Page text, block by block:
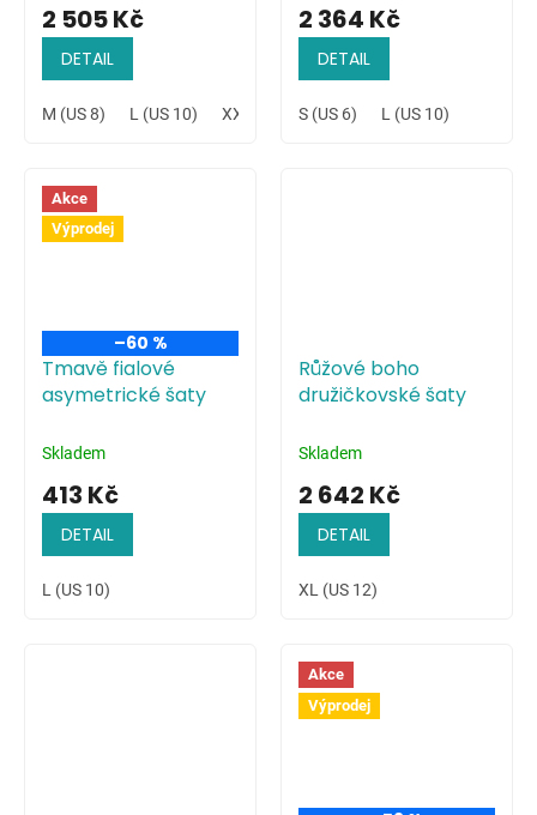
2 505 Kč
DETAIL
M (US 8) L (US 10) XXL (US 14)
2 364 Kč
DETAIL
S (US 6) L (US 10)
Akce
Výprodej
–60 %
Tmavě fialové
asymetrické šaty
Skladem
413 Kč
DETAIL
L (US 10)
Růžové boho
družičkovské šaty
Skladem
2 642 Kč
DETAIL
XL (US 12)
Akce
Výprodej